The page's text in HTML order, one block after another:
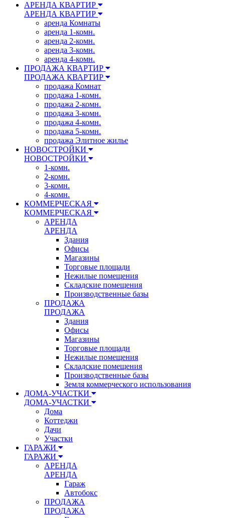
АРЕНДА КВАРТИР
АРЕНДА КВАРТИР
аренда Комнаты
аренда 1-комн.
аренда 2-комн.
аренда 3-комн.
аренда 4-комн.
ПРОДАЖА КВАРТИР
ПРОДАЖА КВАРТИР
продажа Комнат
продажа 1-комн.
продажа 2-комн.
продажа 3-комн.
продажа 4-комн.
продажа 5-комн.
продажа Элитное жилье
НОВОСТРОЙКИ
НОВОСТРОЙКИ
1-комн.
2-комн.
3-комн.
4-комн.
КОММЕРЧЕСКАЯ
КОММЕРЧЕСКАЯ
АРЕНДА
АРЕНДА
Здания
Офисы
Магазины
Торговые площади
Нежилые помещения
Складские помещения
Производственные базы
ПРОДАЖА
ПРОДАЖА
Здания
Офисы
Магазины
Торговые площади
Нежилые помещения
Складские помещения
Производственные базы
Земля коммерческого использования
ДОМА-УЧАСТКИ
ДОМА-УЧАСТКИ
Дома
Коттеджи
Дачи
Участки
ГАРАЖИ
ГАРАЖИ
АРЕНДА
АРЕНДА
Гараж
Автобокс
ПРОДАЖА
ПРОДАЖА